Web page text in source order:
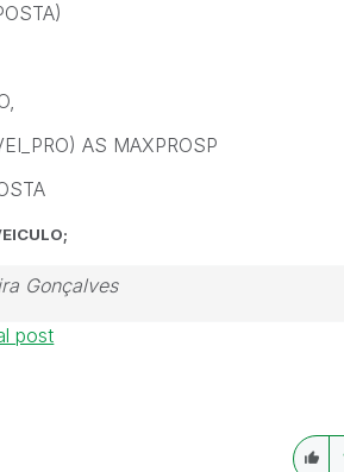
AS MAXPROSP
Gonçalves
1675
post